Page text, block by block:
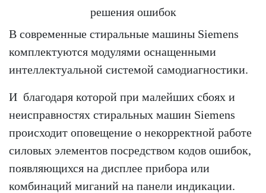
решения ошибок
В современные стиральные машины Siemens
комплектуются модулями оснащенными
интеллектуальной системой самодиагностики.
И благодаря которой при малейших сбоях и
неисправностях стиральных машин Siemens
происходит оповещение о некорректной работе
силовых элементов посредством кодов ошибок,
появляющихся на дисплее прибора или
комбинаций миганий на панели индикации.